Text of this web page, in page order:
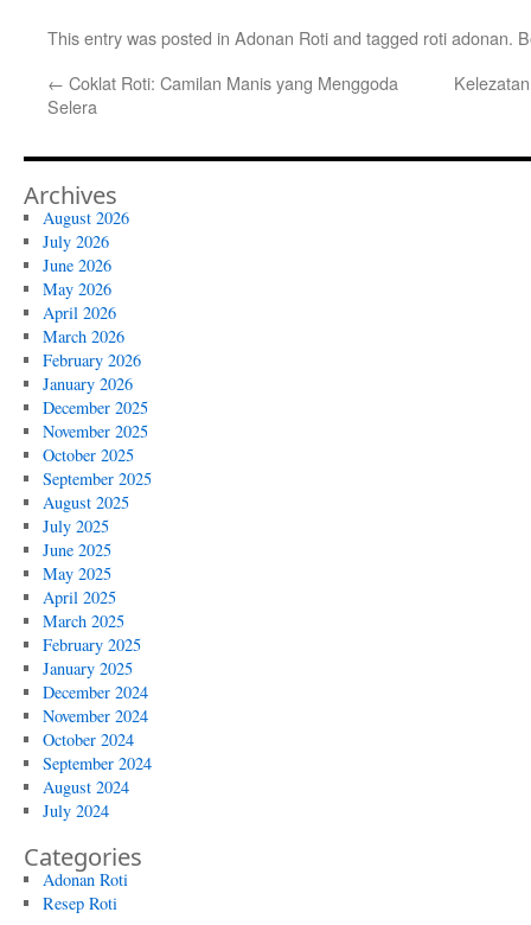
This entry was posted in Adonan Rotiand tagged roti adonan.
← Coklat Roti: Camilan Manis yang Menggoda
Selera
Archives
August 2026
July 2026
June 2026
May 2026
April 2026
March 2026
February 2026
January 2026
December 2025
November 2025
October 2025
September 2025
August 2025
July 2025
June 2025
May 2025
April 2025
March 2025
February 2025
January 2025
December 2024
November 2024
October 2024
September 2024
August 2024
July 2024
Categories
Adonan Roti
Resep Roti